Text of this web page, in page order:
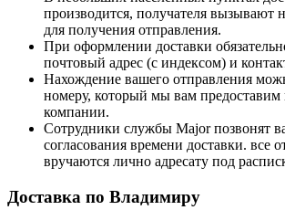
производится, получателя вызывают
для получения отправления.
При оформлении доставки
почтовый адрес (с индексом) и
Нахождение вашего отправления
номеру, который мы вам предоставим
компании.
Сотрудники службы Major позвонят
согласования времени доставки. все
вручаются лично адресату под
Доставка по Владимиру